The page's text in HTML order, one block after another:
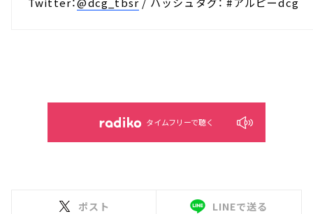
タイムフリーで聴く
ポスト LINEで送る